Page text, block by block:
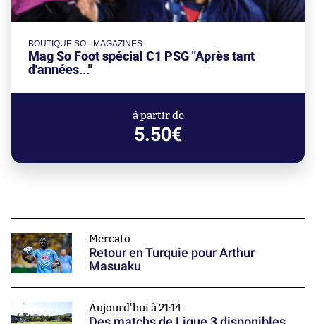
BOUTIQUE SO - MAGAZINES
Mag So Foot spécial C1 PSG "Après tant
d'années..."
à partir de
5.50€
Mercato
Retour en Turquie pour Arthur
Masuaku
Aujourd'hui à 21:14